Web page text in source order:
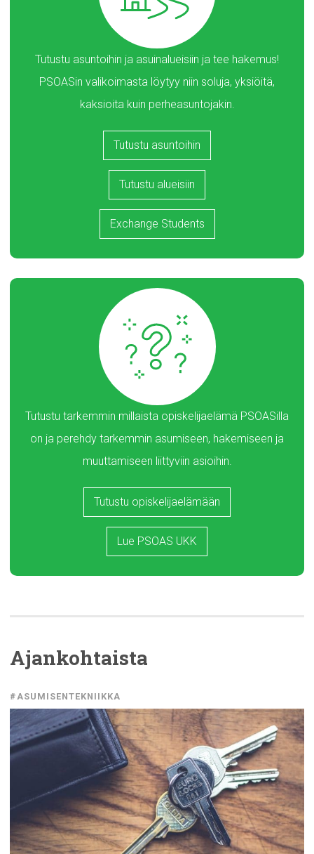
Tutustu asuntoihin ja asuinalueisiin ja tee hakemus!
PSOASin valikoimasta löytyy niin soluja, yksiöitä,
kaksioita kuin perheasuntojakin.
Tutustu asuntoihin
Tutustu alueisiin
Exchange Students
Tutustu tarkemmin millaista opiskelijaelämä PSOASilla
on ja perehdy tarkemmin asumiseen, hakemiseen ja
muuttamiseen liittyviin asioihin.
Tutustu opiskelijaelämään
Lue PSOAS UKK
Ajankohtaista
#ASUMISENTEKNIIKKA